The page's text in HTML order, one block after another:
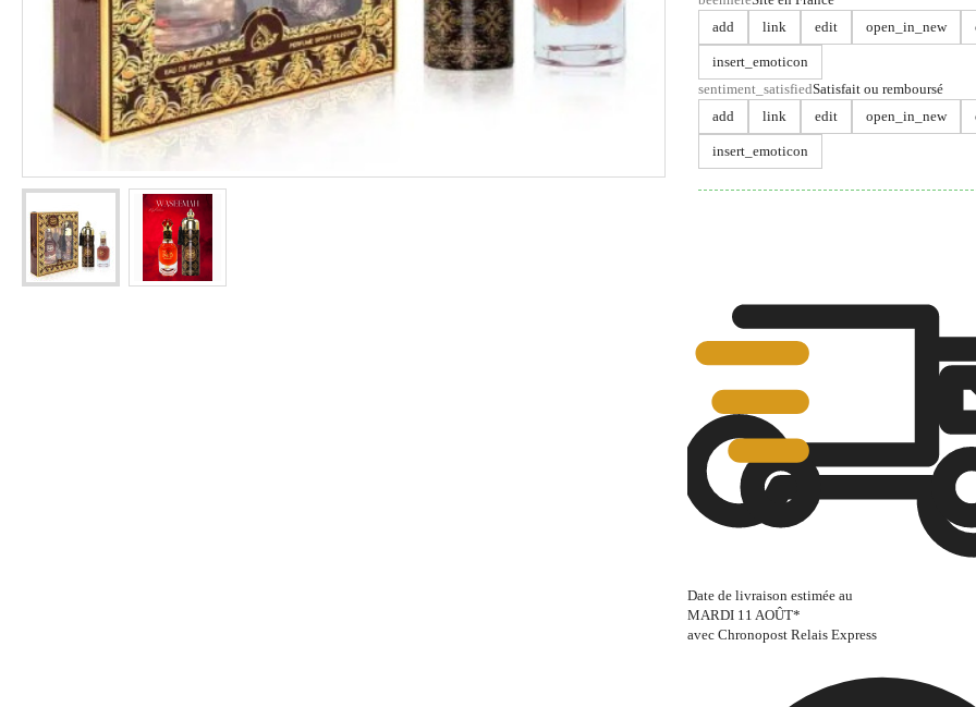
add
link edit open_in_new
insert_emoticon
sentiment_satisfiedSatisfait ou remboursé
add
link edit open_in_new
insert_emoticon
Date de livraison estimée au
MARDI 11 AOÛT*
avec Chronopost Relais Express